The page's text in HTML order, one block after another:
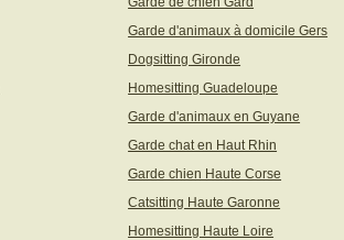
Garde d'animaux à domicile Gers
Dogsitting Gironde
Homesitting Guadeloupe
Garde d'animaux en Guyane
Garde chat en Haut Rhin
Garde chien Haute Corse
Catsitting Haute Garonne
Homesitting Haute Loire